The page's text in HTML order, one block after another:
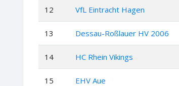
12 VfL Eintracht Hagen
13 Dessau-Roßlauer HV 2006
14 HC Rhein Vikings
15 EHV Aue